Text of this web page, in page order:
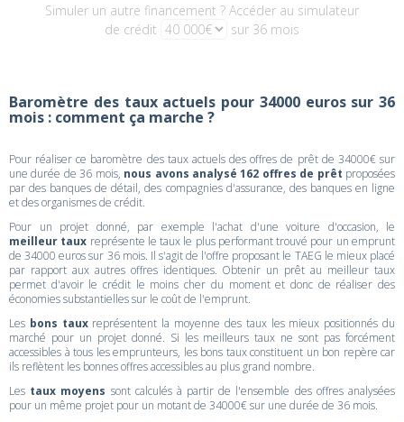
Simuler un autre financement ? Accéder au simulateur
de crédit
sur 36 mois
Baromètre des taux actuels pour 34000 euros sur 36
mois : comment ça marche ?
Pour réaliser ce baromètre des taux actuels des offres de prêt de 34000€ sur
une durée de 36 mois, nous avons analysé 162 offres de prêt proposées
par des banques de détail, des compagnies d'assurance, des banques en ligne
et des organismes de crédit.
Pour un projet donné, par exemple l'achat d'une voiture d'occasion, le
meilleur taux représente le taux le plus performant trouvé pour un emprunt
de 34000 euros sur 36 mois. Il s'agit de l'offre proposant le TAEG le mieux placé
par rapport aux autres offres identiques. Obtenir un prêt au meilleur taux
permet d'avoir le crédit le moins cher du moment et donc de réaliser des
économies substantielles sur le coût de l'emprunt.
Les bons tauxreprésentent la moyenne des taux les mieux positionnés du
marché pour un projet donné. Si les meilleurs taux ne sont pas forcément
accessibles à tous les emprunteurs, les bons taux constituent un bon repère car
ils reflètent les bonnes offres accessibles au plus grand nombre.
Les taux moyens sont calculés à partir de l'ensemble des offres analysées
pour un même projet pour un motant de 34000€ sur une durée de 36 mois.